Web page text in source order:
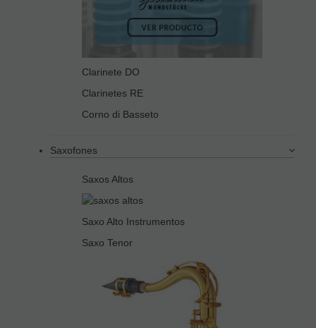
Clarinete DO
Clarinetes RE
Corno di Basseto
Saxofones
Saxos Altos
Saxo Alto Instrumentos
Saxo Tenor